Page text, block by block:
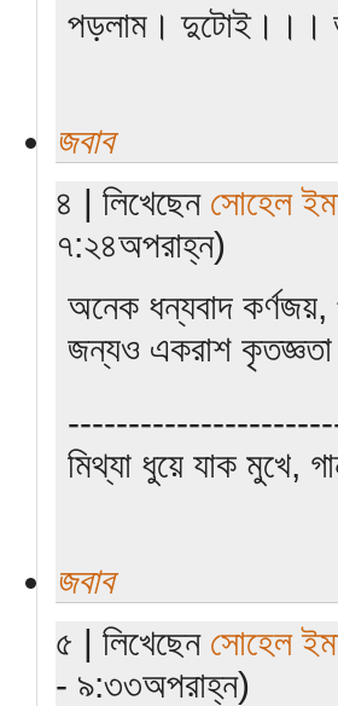
পড়লাম। দুটোই।।।
জবাব
৪ | লিখেছেন সোহেল
৭:২৪অপরাহ্ন)
অনেক ধন্যবাদ
জন্যও একরাশ
মিথ্যা ধুয়ে যাক মুখে,
জবাব
৫ | লিখেছেন সোহেল
- ৯:৩৩অপরাহ্ন)